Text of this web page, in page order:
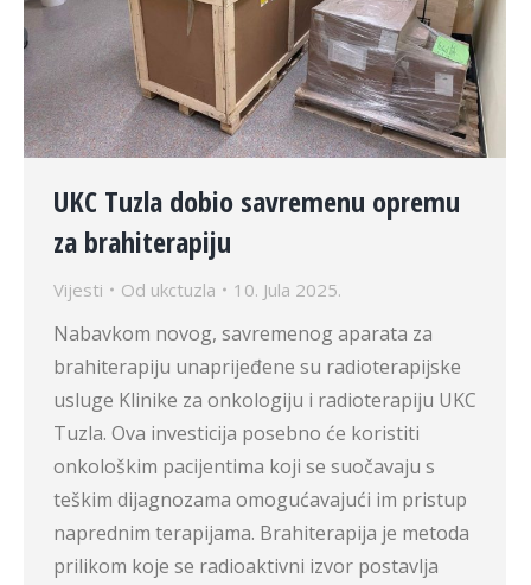
UKC Tuzla dobio savremenu opremu
za brahiterapiju
Vijesti Od ukctuzla 10. Jula 2025.
Nabavkom novog, savremenog aparata za
brahiterapiju unaprijeđene su radioterapijske
usluge Klinike za onkologiju i radioterapiju UKC
Tuzla. Ova investicija posebno će koristiti
onkološkim pacijentima koji se suočavaju s
teškim dijagnozama omogućavajući im pristup
naprednim terapijama. Brahiterapija je metoda
prilikom koje se radioaktivni izvor postavlja